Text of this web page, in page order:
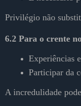
Privilégio não
6.2 Para o crente
Experiências
Participar da
A incredulidade